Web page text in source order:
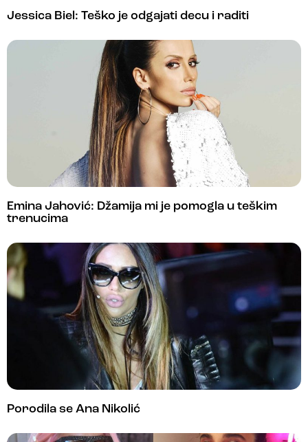
Jessica Biel: Teško je odgajati decu i raditi
Emina Jahović: Džamija mi je pomogla u teškim
trenucima
Porodila se Ana Nikolić